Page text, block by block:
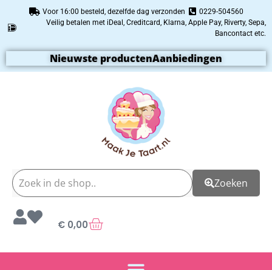
Voor 16:00 besteld, dezelfde dag verzonden
0229-504560
Veilig betalen met iDeal, Creditcard, Klarna, Apple Pay, Riverty, Sepa,
Bancontact etc.
Nieuwste productenAanbiedingen
Zoeken
€ 0,00